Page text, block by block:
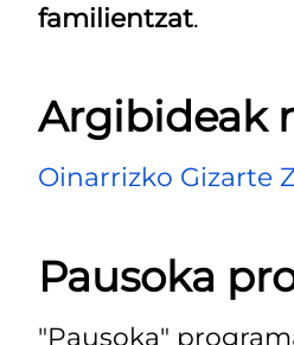
familientzat.
Argibideak
Oinarrizko Gizarte
Pausoka
"Pausoka"